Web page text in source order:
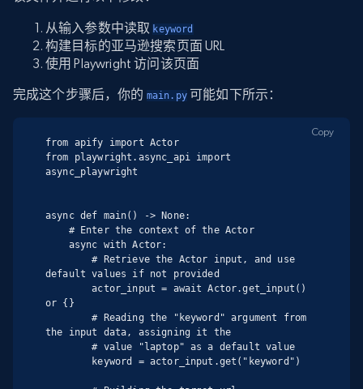
从输入参数中读取 keyword
构建目标的亚马逊搜索页面 URL
使用 Playwright 访问该页面
完成这个步骤后，你的 main.py可能如下所示：
from apify import Actor
from playwright.async_api import
async_playwright
async def main() -> None:
        # Retrieve the Actor input, and use
default values if not provided
        actor_input = await Actor.get_input()
or {}
        # Reading the "keyword" argument from
the input data, assigning it the
        # value "laptop" as a default value
Copy